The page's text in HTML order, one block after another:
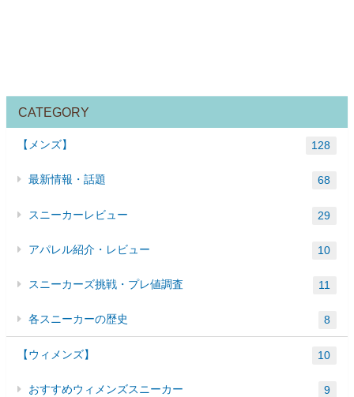
CATEGORY
【メンズ】 128
最新情報・話題 68
スニーカーレビュー 29
アパレル紹介・レビュー 10
スニーカーズ挑戦・プレ値調査 11
各スニーカーの歴史 8
【ウィメンズ】 10
おすすめウィメンズスニーカー 9